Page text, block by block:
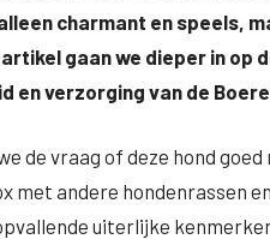
charmant en speels,
gaan we dieper in op
en verzorging van de
de vraag of deze hond
met andere hondenrassen
uiterlijke